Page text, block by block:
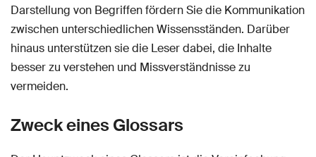
Darstellung von Begriffen fördern Sie die Kommunikation
zwischen unterschiedlichen Wissensständen. Darüber
hinaus unterstützen sie die Leser dabei, die Inhalte
besser zu verstehen und Missverständnisse zu
vermeiden.
Zweck eines Glossars